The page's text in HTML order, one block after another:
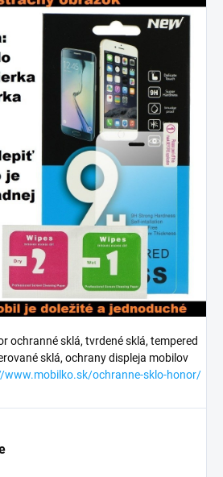
ochranné sklá, tvrdené sklá, tempered
sklá, ochrany displeja mobilov
www.mobilko.sk/ochranne-sklo-honor/